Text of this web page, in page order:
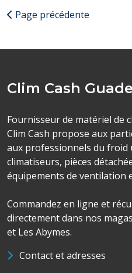
Page précédente
Clim Cash
Fournisseur de matériel de
Clim Cash propose aux
aux professionnels du froid
climatiseurs, pièces
équipements de ventilation
Commandez en ligne et
directement dans nos
et Les Abymes.
Contact et adresses